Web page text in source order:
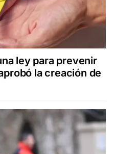
ley para prevenir
la creación de